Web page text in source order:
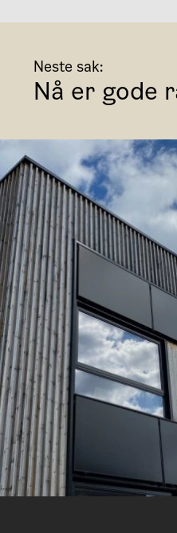
Neste sak:
Nå er gode